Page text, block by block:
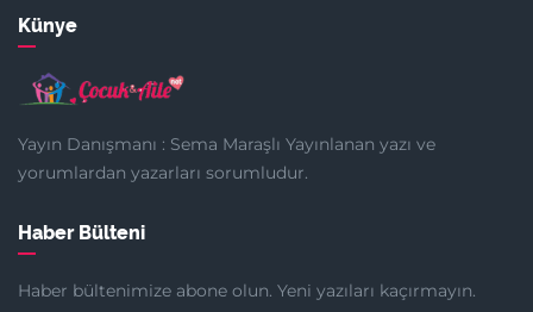
Künye
Yayın Danışmanı : Sema Maraşlı Yayınlanan yazı ve
yorumlardan yazarları sorumludur.
Haber Bülteni
Haber bültenimize abone olun. Yeni yazıları kaçırmayın.